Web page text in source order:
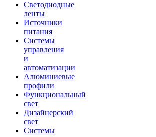
Светодиодные
ленты
Источники
питания
Системы
управления
и
автоматизации
Алюминиевые
профили
Функциональный
свет
Дизайнерский
свет
Системы